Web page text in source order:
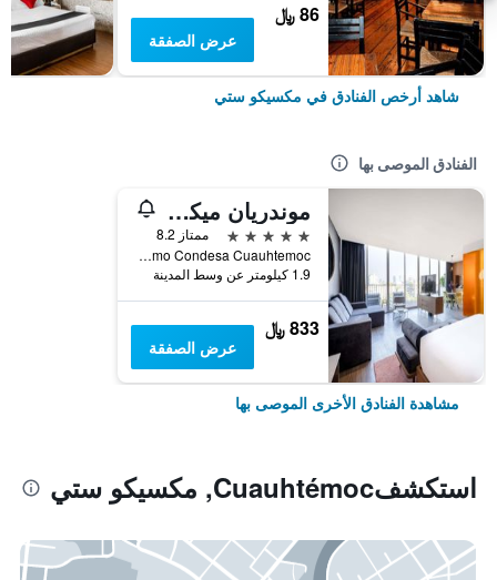
86 ﷼
عرض الصفقة
شاهد أرخص الفنادق في مكسيكو ستي
الفنادق الموصى بها
موندريان ميكسيكو سيتي كونديسا
5 نجوم
ممتاز 8.2
Aguascalientes 158 Hipodromo Condesa Cuauhtemoc, مكسيكو ستي, ولاية مقاطعة مدينة مكسيكو الفيدرالية, المكسيك
1.9 كيلومتر عن وسط المدينة
833 ﷼
عرض الصفقة
مشاهدة الفنادق الأخرى الموصى بها
استكشفCuauhtémoc, مكسيكو ستي